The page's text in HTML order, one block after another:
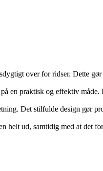
over for ridser. Dette
en praktisk og effektiv
Det stilfulde design gør
helt ud, samtidig med at det